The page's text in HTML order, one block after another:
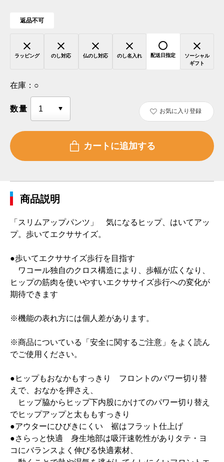
返品不可
ラッピング のし対応 仏のし対応 のし名入れ 配送日指定
ソーシャル
ギフト
在庫： ○
数量 お気に入り登録
商品説明
「スリムアップパンツ」 気になるヒップ、はいてアッ
プ。歩いてエクササイズ。
●歩いてエクササイズ歩行を目指す
ワコール独自のクロス構造により、歩幅が広くなり、
ヒップの筋肉を使いやすいエクササイズ歩行への変化が
期待できます
※機能の表れ方には個人差があります。
※商品についている「安全に関するご注意」をよく読ん
でご使用ください。
●ヒップもおなかもすっきり フロントのパワー切り替
えで、おなかを押さえ、
ヒップ脇からヒップ下内股にかけてのパワー切り替え
でヒップアップと太ももすっきり
●アウターにひびきにくい 裾はフラット仕上げ
●さらっと快適 身生地部は吸汗速乾性がありタテ・ヨ
コにバランスよく伸びる快適素材、